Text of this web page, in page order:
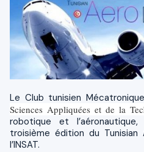
Le Club tunisien
Sciences Appliquées et de la
robotique et
troisième édition du
l’INSAT.